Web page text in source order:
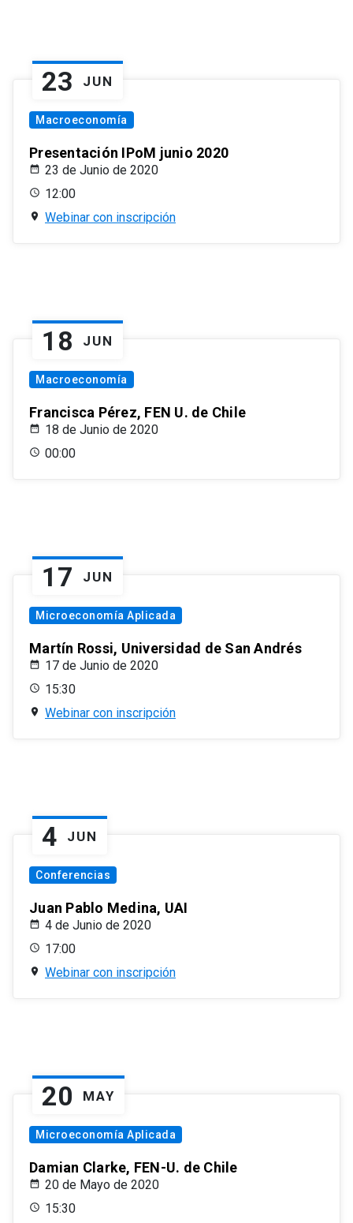
23 JUN
Macroeconomía
Presentación IPoM junio 2020
23 de Junio de 2020
12:00
Webinar con inscripción
18 JUN
Macroeconomía
Francisca Pérez, FEN U. de Chile
18 de Junio de 2020
00:00
17 JUN
Microeconomía Aplicada
Martín Rossi, Universidad de San Andrés
17 de Junio de 2020
15:30
Webinar con inscripción
4 JUN
Conferencias
Juan Pablo Medina, UAI
4 de Junio de 2020
17:00
Webinar con inscripción
20 MAY
Microeconomía Aplicada
Damian Clarke, FEN-U. de Chile
20 de Mayo de 2020
15:30